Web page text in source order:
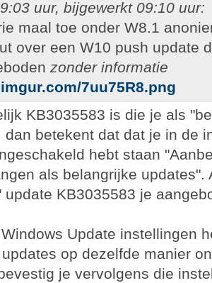
uur, bijgewerkt 09:10 uur:
maal toe onder W8.1
over een W10 push update
zonder informatie
7uu75R8.png
KB3035583 is die je als
dan betekent dat dat je in de
hebt staan
als belangrijke updates".
update KB3035583 je
Update instellingen
op dezelfde manier
je vervolgens die